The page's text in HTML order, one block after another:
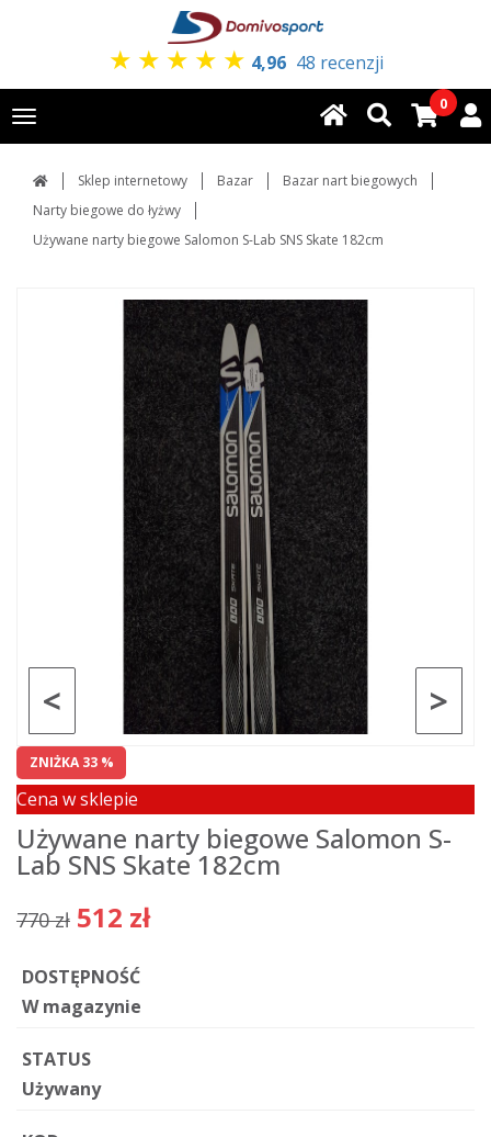
★ ★ ★ ★ ★ 4,96 48 recenzji
Toggle
navigation
0
Sklep internetowy Bazar
Bazar nart biegowych
Narty biegowe do łyżwy
Używane narty biegowe Salomon S-Lab SNS Skate 182cm
>
<
ZNIŻKA 33 %
Cena w sklepie
Używane narty biegowe Salomon S-
Lab SNS Skate 182cm
770 zł 512 zł
DOSTĘPNOŚĆ
W magazynie
STATUS
Używany